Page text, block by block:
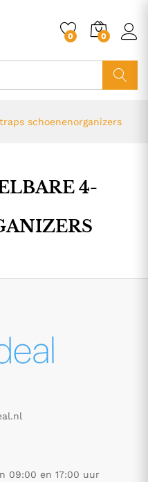
0 0
schoenenorganizers
4-
09:00 en 17:00 uur